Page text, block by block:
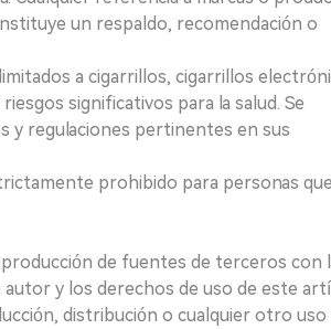
un respaldo, recomendación o
a cigarrillos, cigarrillos
significativos para la salud. Se
y regulaciones pertinentes en sus
prohibido para personas
de fuentes de terceros con
y los derechos de uso de este
distribución o cualquier otro uso